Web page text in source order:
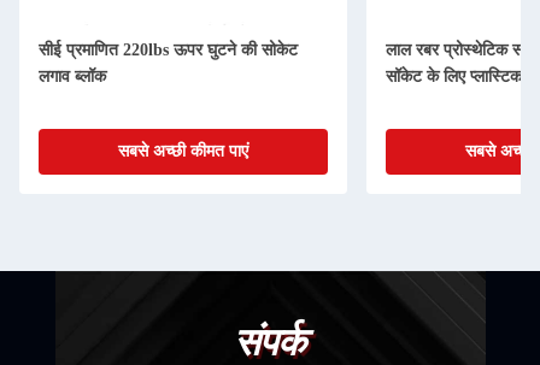
सीई प्रमाणित 220lbs ऊपर घुटने की सोकेट
लगाव ब्लॉक
सबसे अच्छी कीमत पाएं
लाल रबर प्रोस्थेटिक
सॉकेट के लिए प्लास्टिक
सबसे अच्छी
संपर्क